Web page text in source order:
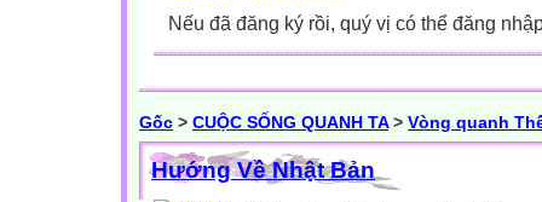
Nếu đã đăng ký rồi, quý vị có thể đăng
Gốc > CUỘC SỐNG QUANH TA> Vòng quanh
Hướng Về Nhật Bản